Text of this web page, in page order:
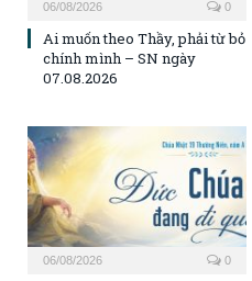
06/08/2026 0
Ai muốn theo Thầy, phải từ bỏ
chính mình – SN ngày
07.08.2026
06/08/2026 0